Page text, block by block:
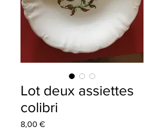
Lot deux assiettes
colibri
8,00 €Precio